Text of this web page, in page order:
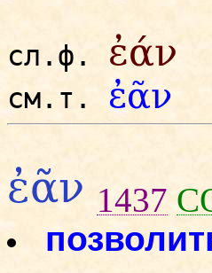
сл.ф. ἐάν
см.т. ἐᾶν
ἐᾶν 1437